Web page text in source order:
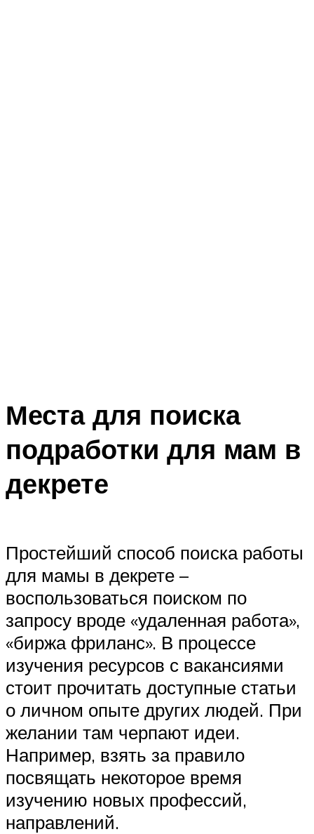
Места для поиска
подработки для мам в
декрете
Простейший способ поиска работы
для мамы в декрете –
воспользоваться поиском по
запросу вроде «удаленная работа»,
«биржа фриланс». В процессе
изучения ресурсов с вакансиями
стоит прочитать доступные статьи
о личном опыте других людей. При
желании там черпают идеи.
Например, взять за правило
посвящать некоторое время
изучению новых профессий,
направлений.